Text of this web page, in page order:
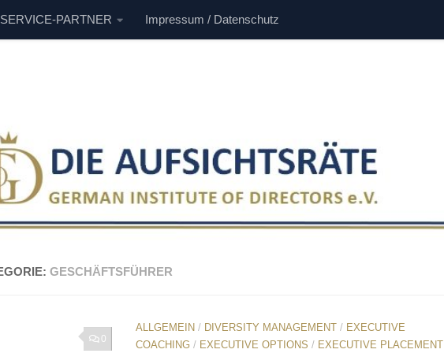
PARTNER Impressum / Datenschutz
GESCHÄFTSFÜHRER
0
ALLGEMEIN / DIVERSITY MANAGEMENT / EXECUTIVE
COACHING / EXECUTIVE OPTIONS / EXECUTIVE PLACEMENT